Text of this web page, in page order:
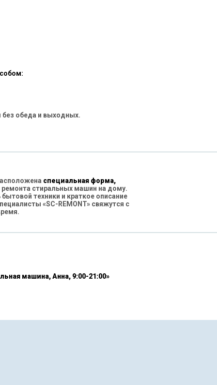
обеда и выходных.
специальная форма,
стиральных машин на дому.
техники и краткое описание
«SC-REMONT» свяжутся с
машина, Анна, 9:00-21:00»